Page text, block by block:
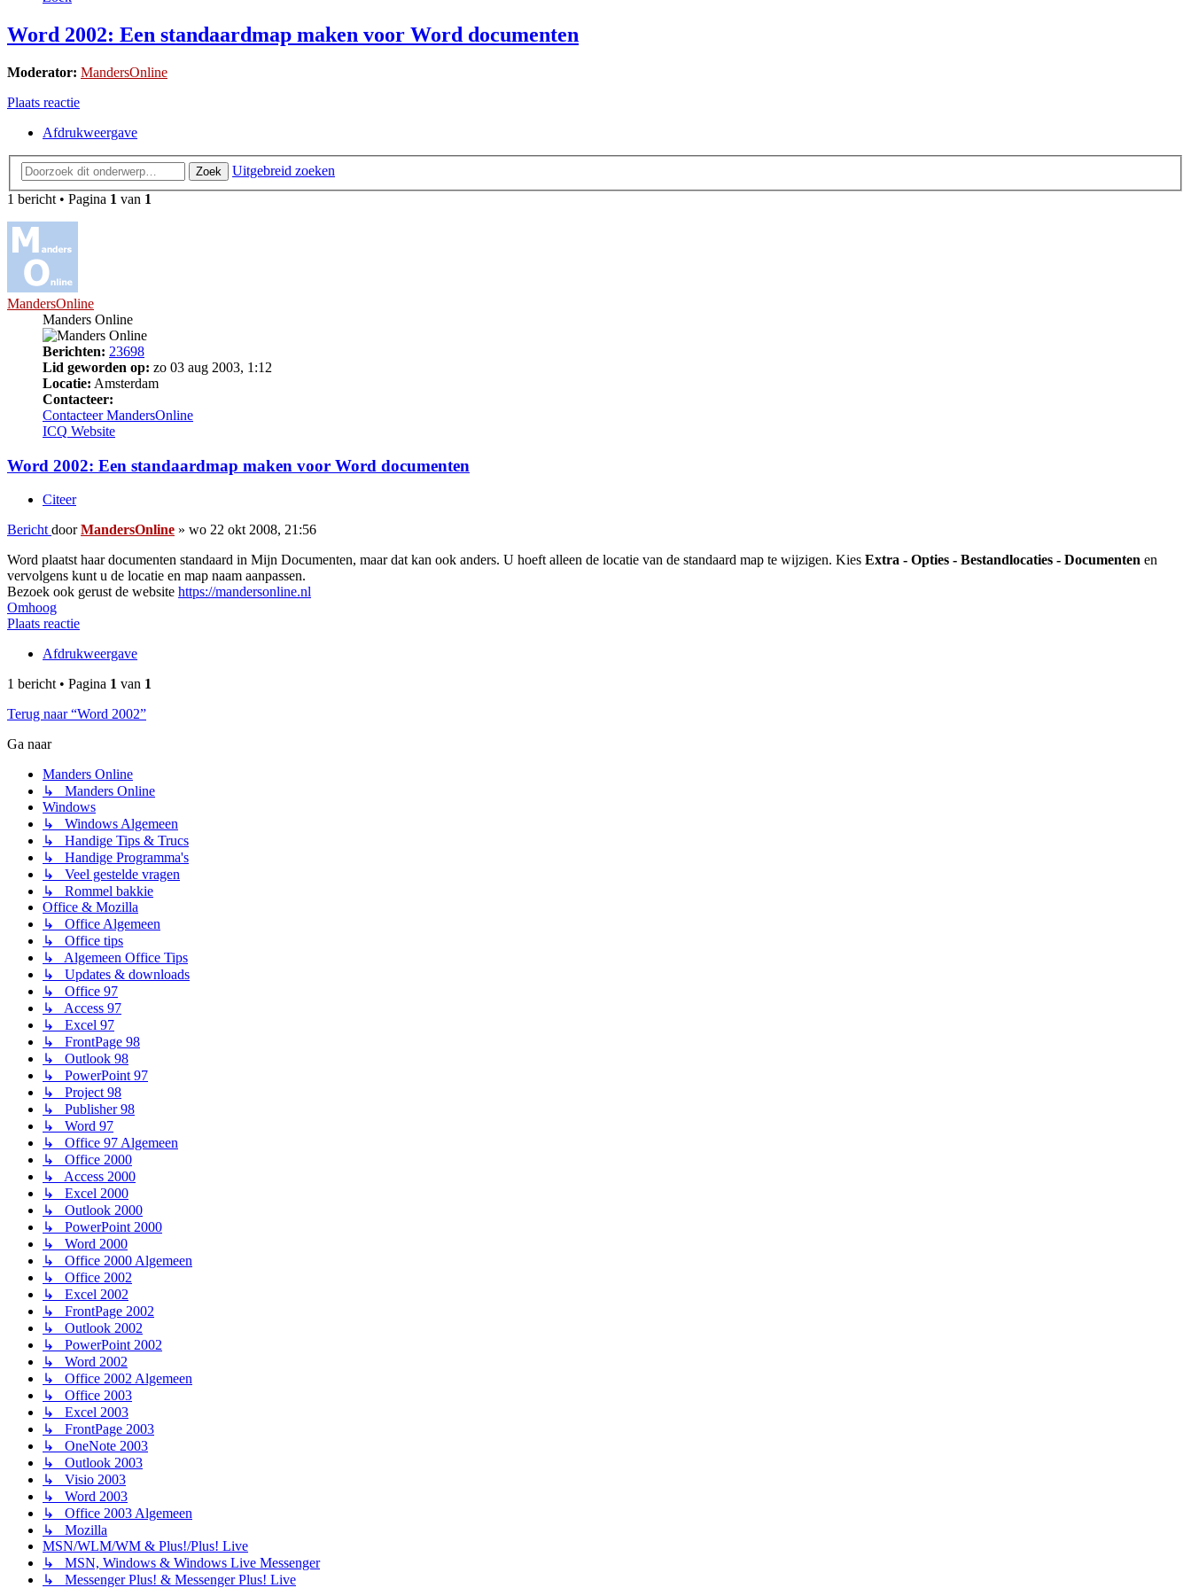
Word 2002: Een standaardmap maken voor Word documenten
Moderator: MandersOnline
Plaats reactie
Afdrukweergave
Zoek
Uitgebreid zoeken
1 bericht • Pagina 1 van 1
MandersOnline
Manders Online
Berichten: 23698
Lid geworden op: zo 03 aug 2003, 1:12
Locatie: Amsterdam
Contacteer:
Contacteer MandersOnline
ICQ Website
Word 2002: Een standaardmap maken voor Word documenten
Citeer
Bericht doorMandersOnline » wo 22 okt 2008, 21:56
Word plaatst haar documenten standaard in Mijn Documenten, maar dat kan ook anders. U hoeft alleen de locatie van de standaard map te wijzigen. Kies Extra - Opties - Bestandlocaties - Documenten en
vervolgens kunt u de locatie en map naam aanpassen.
Bezoek ook gerust de website https://mandersonline.nl
Omhoog
Plaats reactie
Afdrukweergave
1 bericht • Pagina 1 van 1
Terug naar “Word 2002”
Ga naar
Manders Online
↳ Manders Online
Windows
↳ Windows Algemeen
↳ Handige Tips & Trucs
↳ Handige Programma's
↳ Veel gestelde vragen
↳ Rommel bakkie
Office & Mozilla
↳ Office Algemeen
↳ Office tips
↳ Algemeen Office Tips
↳ Updates & downloads
↳ Office 97
↳ Access 97
↳ Excel 97
↳ FrontPage 98
↳ Outlook 98
↳ PowerPoint 97
↳ Project 98
↳ Publisher 98
↳ Word 97
↳ Office 97 Algemeen
↳ Office 2000
↳ Access 2000
↳ Excel 2000
↳ Outlook 2000
↳ PowerPoint 2000
↳ Word 2000
↳ Office 2000 Algemeen
↳ Office 2002
↳ Excel 2002
↳ FrontPage 2002
↳ Outlook 2002
↳ PowerPoint 2002
↳ Word 2002
↳ Office 2002 Algemeen
↳ Office 2003
↳ Excel 2003
↳ FrontPage 2003
↳ OneNote 2003
↳ Outlook 2003
↳ Visio 2003
↳ Word 2003
↳ Office 2003 Algemeen
↳ Mozilla
MSN/WLM/WM & Plus!/Plus! Live
↳ MSN, Windows & Windows Live Messenger
↳ Messenger Plus! & Messenger Plus! Live